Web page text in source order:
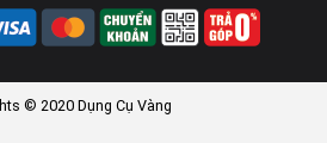
© 2020 Dụng Cụ Vàng